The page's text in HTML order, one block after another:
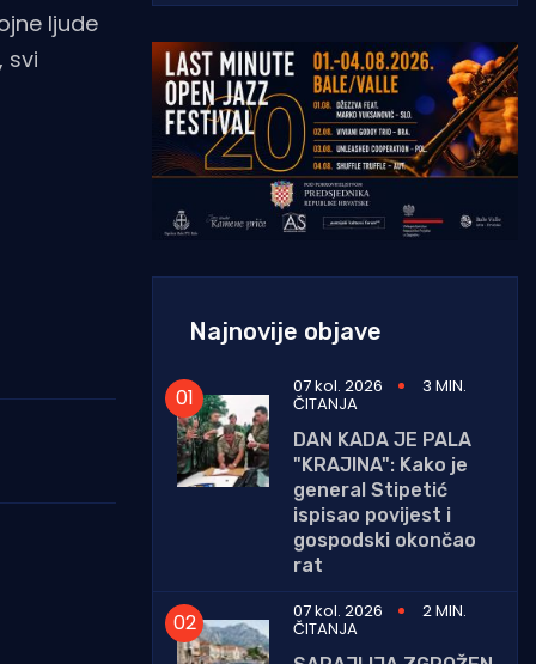
ljude
svi
Najnovije objave
07 kol. 2026 3 MIN.
ČITANJA
DAN KADA JE PALA
"KRAJINA": Kako je
general Stipetić
ispisao povijest i
gospodski okončao
rat
07 kol. 2026
2 MIN.
ČITANJA